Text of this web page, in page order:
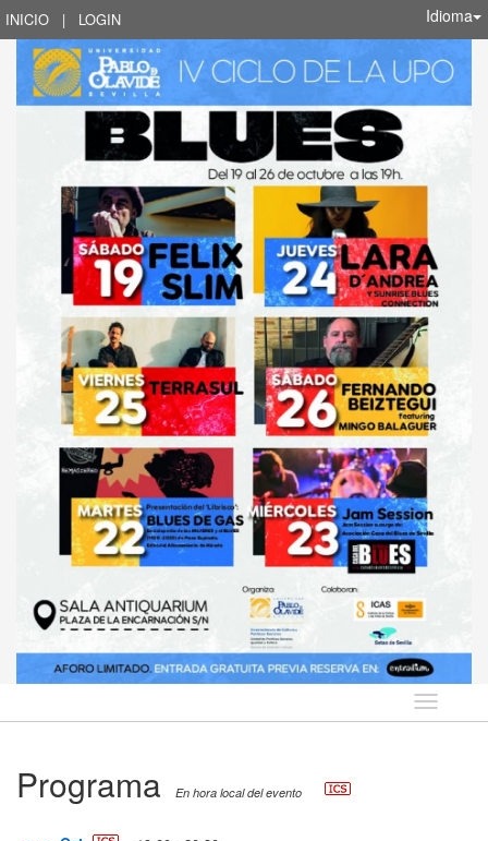
INICIO | LOGIN Idioma
Idioma
Programa En hora local del evento